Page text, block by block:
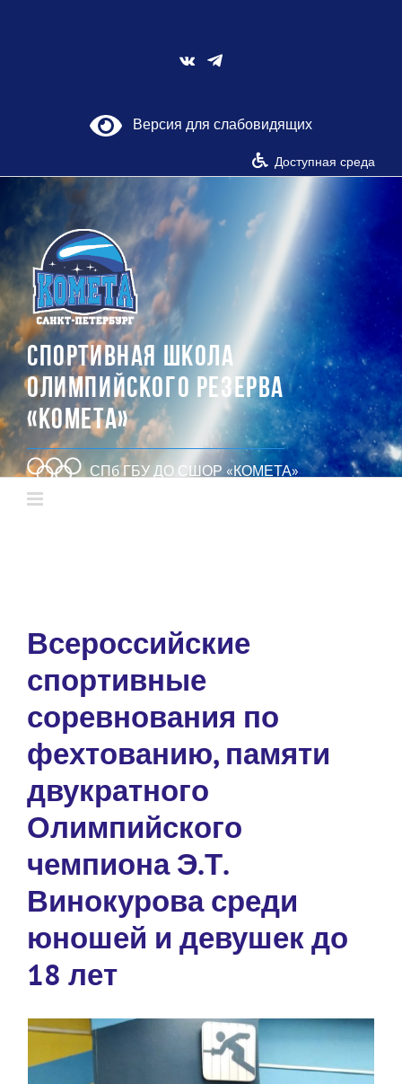
Vk
Версия для слабовидящих
Доступная среда
СПОРТИВНАЯ ШКОЛА
ОЛИМПИЙСКОГО РЕЗЕРВА
«КОМЕТА»
СПб ГБУ ДО СШОР «КОМЕТА»
Всероссийские
спортивные
соревнования по
фехтованию, памяти
двукратного
Олимпийского
чемпиона Э.Т.
Винокурова среди
юношей и девушек до
18 лет